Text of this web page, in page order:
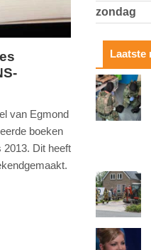
van Egmond
boeken
Dit heeft
zondag
Laatste